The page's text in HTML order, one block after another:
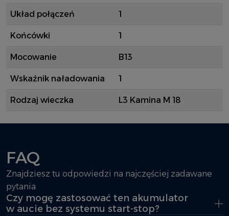
Układ połączeń 1
Końcówki 1
Mocowanie B13
Wskaźnik naładowania 1
Rodzaj wieczka L3 Kamina M 18
FAQ
Znajdziesz tu odpowiedzi na najczęściej zadawane
pytania
Czy mogę zastosować ten akumulator
w aucie bez systemu start-stop?